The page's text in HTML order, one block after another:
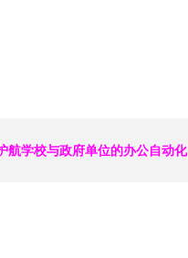
航学校与政府单位的办公自动化